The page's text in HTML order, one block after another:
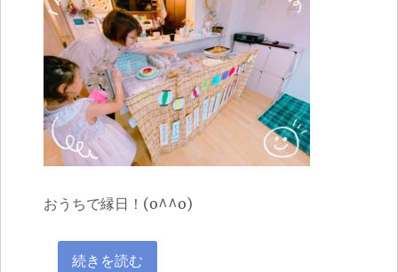
おうちで縁日！(o^^o)
“おうちで縁日！” の
続きを読む